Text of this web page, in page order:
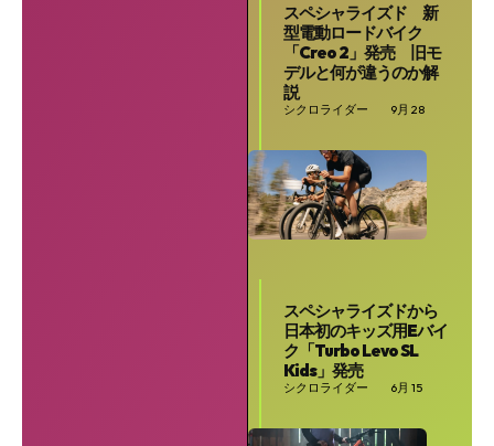
スペシャライズド 新
型電動ロードバイク
「Creo 2」発売 旧モ
デルと何が違うのか解
説
シクロライダー 9月 28
スペシャライズドから
日本初のキッズ用Eバイ
ク「Turbo Levo SL
Kids」発売
シクロライダー 6月 15